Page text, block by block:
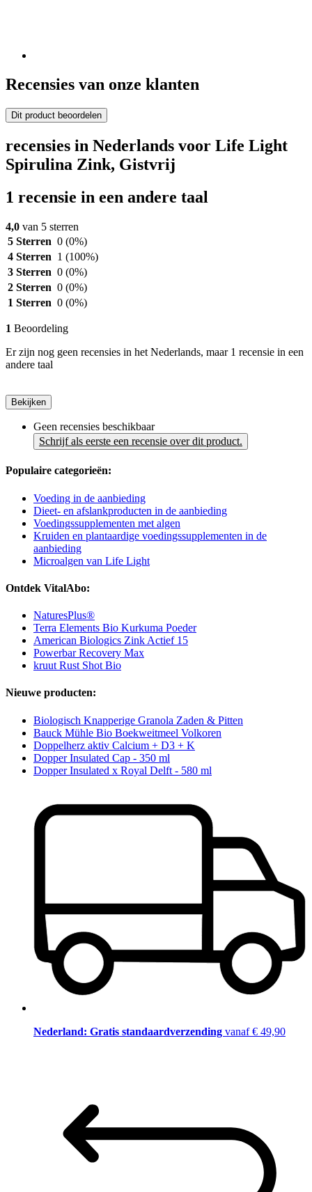
Recensies van onze klanten
Dit product beoordelen
recensies in Nederlands voor Life Light
Spirulina Zink, Gistvrij
1 recensie in een andere taal
4,0 van 5 sterren
5 Sterren 0 (0%)
4 Sterren 1 (100%)
3 Sterren 0 (0%)
2 Sterren 0 (0%)
1 Sterren 0 (0%)
1 Beoordeling
Er zijn nog geen recensies in het Nederlands, maar 1 recensie in een
andere taal
Bekijken
Geen recensies beschikbaar
Schrijf als eerste een recensie over dit product.
Populaire categorieën:
Voeding in de aanbieding
Dieet- en afslankproducten in de aanbieding
Voedingssupplementen met algen
Kruiden en plantaardige voedingssupplementen in de
aanbieding
Microalgen van Life Light
Ontdek VitalAbo:
NaturesPlus®
Terra Elements Bio Kurkuma Poeder
American Biologics Zink Actief 15
Powerbar Recovery Max
kruut Rust Shot Bio
Nieuwe producten:
Biologisch Knapperige Granola Zaden & Pitten
Bauck Mühle Bio Boekweitmeel Volkoren
Doppelherz aktiv Calcium + D3 + K
Dopper Insulated Cap - 350 ml
Dopper Insulated x Royal Delft - 580 ml
Nederland: Gratis standaardverzending vanaf € 49,90